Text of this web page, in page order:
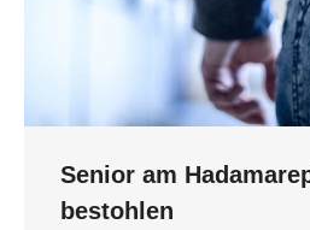
Senior am
bestohlen